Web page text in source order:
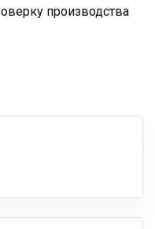
производства